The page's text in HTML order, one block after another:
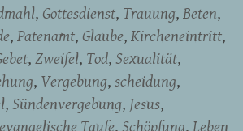
Gottesdienst Trauung Beten
Patenamt Glaube Kircheneintritt
Zweifel Tod Sexualität
Vergebung scheidung
Sündenvergebung Jesus
evangelische Taufe Schöpfung Leben